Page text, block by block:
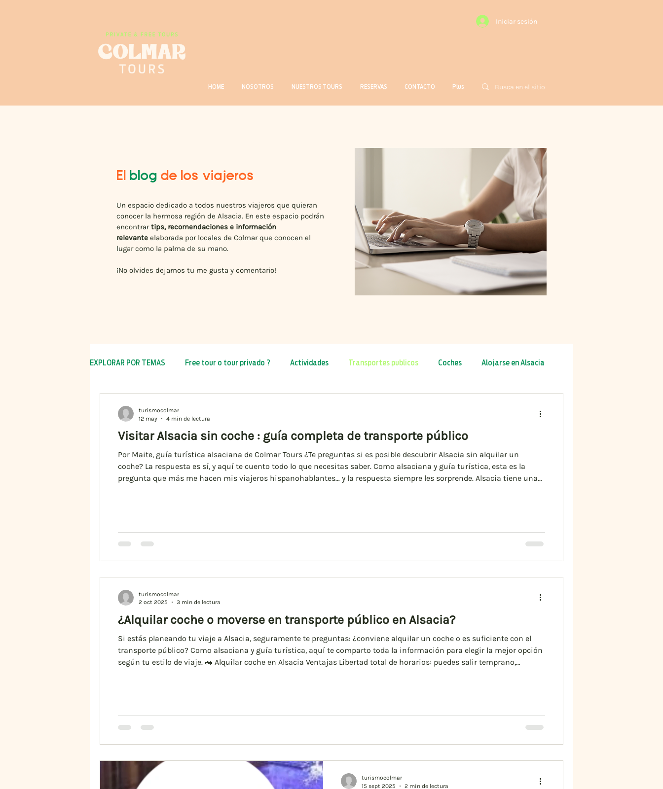
Iniciar sesión
HOME NOSOTROS NUESTROS TOURS RESERVAS CONTACTO Plus
El blog de los viajeros
Un espacio dedicado a todos nuestros viajeros que quieran
conocer la hermosa región de Alsacia. En este espacio podrán
encontrartips, recomendaciones e información
relevante elaborada por locales de Colmar que conocen el
lugar como la palma de su mano.
¡No olvides dejarnos tu me gusta y comentario!
EXPLORAR POR TEMAS Free tour o tour privado ? Actividades Transportes publicos Coches Alojarse en Alsacia
Perros en Alsacia Comida Navidad 2024
Visitar Alsacia sin coche : guía completa de transporte público
Por Maite, guía turística alsaciana de Colmar Tours ¿Te preguntas si es posible descubrir Alsacia sin alquilar un
coche? La respuesta es sí, y aquí te cuento todo lo que necesitas saber. Como alsaciana y guía turística, esta es la
pregunta que más me hacen mis viajeros hispanohablantes… y la respuesta siempre les sorprende. Alsacia tiene una
turismocolmar
12 may
4 min de lectura
¿Alquilar coche o moverse en transporte público en Alsacia?
Si estás planeando tu viaje a Alsacia, seguramente te preguntas: ¿conviene alquilar un coche o es suficiente con el
transporte público? Como alsaciana y guía turística, aquí te comparto toda la información para elegir la mejor opción
según tu estilo de viaje. 🚗 Alquilar coche en Alsacia Ventajas Libertad total de horarios: puedes salir temprano,
turismocolmar
2 oct 2025
3 min de lectura
turismocolmar
15 sept 2025
2 min de lectura